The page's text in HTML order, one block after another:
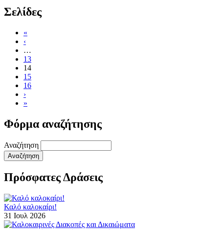
Σελίδες
«
‹
…
13
14
15
16
›
»
Φόρμα αναζήτησης
Αναζήτηση
Πρόσφατες Δράσεις
Καλό καλοκαίρι!
31 Ιουλ 2026